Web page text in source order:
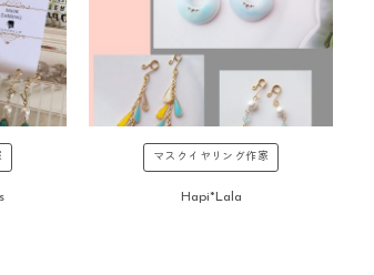
マスクイヤリング作家
Hapi*Lala